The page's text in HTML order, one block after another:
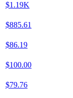
$1.19K
$885.61
$86.19
$100.00
$79.76